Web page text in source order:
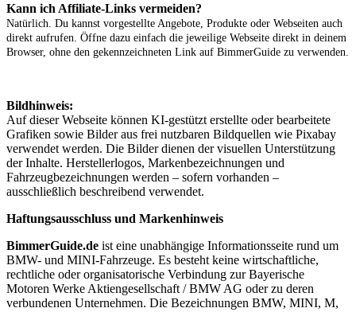
Kann ich Affiliate-Links vermeiden?
Natürlich. Du kannst vorgestellte Angebote, Produkte oder Webseiten auch
direkt aufrufen. Öffne dazu einfach die jeweilige Webseite direkt in deinem
Browser, ohne den gekennzeichneten Link auf BimmerGuide zu verwenden.
Bildhinweis:
Auf dieser Webseite können KI-gestützt erstellte oder bearbeitete
Grafiken sowie Bilder aus frei nutzbaren Bildquellen wie Pixabay
verwendet werden. Die Bilder dienen der visuellen Unterstützung
der Inhalte. Herstellerlogos, Markenbezeichnungen und
Fahrzeugbezeichnungen werden – sofern vorhanden –
ausschließlich beschreibend verwendet.
Haftungsausschluss und Markenhinweis
BimmerGuide.de ist eine unabhängige Informationsseite rund um
BMW- und MINI-Fahrzeuge. Es besteht keine wirtschaftliche,
rechtliche oder organisatorische Verbindung zur Bayerische
Motoren Werke Aktiengesellschaft / BMW AG oder zu deren
verbundenen Unternehmen. Die Bezeichnungen BMW, MINI, M,